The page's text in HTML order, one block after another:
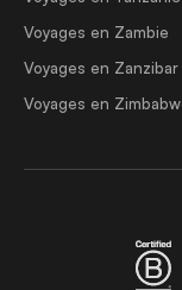
Voyages en Zambie
Voyages en Zanzibar
Voyages en